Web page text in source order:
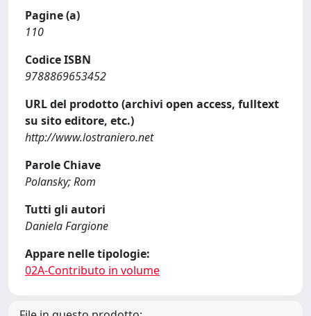
Pagine (a)
110
Codice ISBN
9788869653452
URL del prodotto (archivi open access, fulltext
su sito editore, etc.)
http://www.lostraniero.net
Parole Chiave
Polansky; Rom
Tutti gli autori
Daniela Fargione
Appare nelle tipologie:
02A-Contributo in volume